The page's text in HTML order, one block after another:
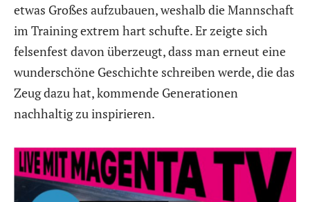
etwas Großes aufzubauen, weshalb die Mannschaft
im Training extrem hart schufte. Er zeigte sich
felsenfest davon überzeugt, dass man erneut eine
wunderschöne Geschichte schreiben werde, die das
Zeug dazu hat, kommende Generationen
nachhaltig zu inspirieren.